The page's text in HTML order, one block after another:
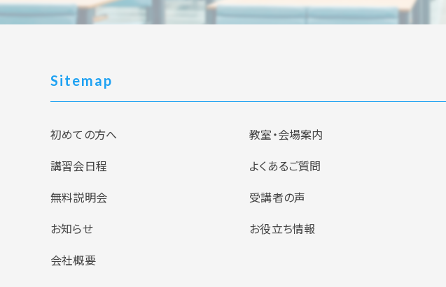
Sitemap
初めての方へ
教室・会場案内
講習会日程
よくあるご質問
無料説明会
受講者の声
お知らせ
お役立ち情報
会社概要